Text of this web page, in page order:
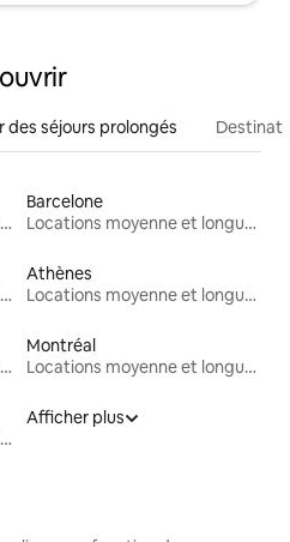
séjours prolongés
Locations moyenne et longue durée
Barcelone
Locations moyenne et longue durée
Locations moyenne et longue durée
Athènes
Locations moyenne et longue durée
Locations moyenne et longue durée
Montréal
Locations moyenne et longue durée
Locations moyenne et longue durée
Afficher plus